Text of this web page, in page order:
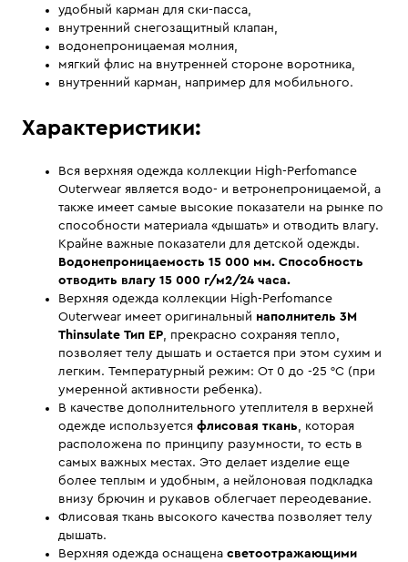
удобный карман для ски-пасса,
внутренний снегозащитный клапан,
водонепроницаемая молния,
мягкий флис на внутренней стороне воротника,
внутренний карман, например для мобильного.
Характеристики:
Вся верхняя одежда коллекции High-Perfomance
Outerwear является водо- и ветронепроницаемой, а
также имеет самые высокие показатели на рынке по
способности материала «дышать» и отводить влагу.
Крайне важные показатели для детской одежды.
Водонепроницаемость 15 000 мм. Способность
отводить влагу 15 000 г/м2/24 часа.
Верхняя одежда коллекции High-Perfomance
Outerwear имеет оригинальный наполнитель 3M
Thinsulate Тип EP, прекрасно сохраняя тепло,
позволяет телу дышать и остается при этом сухим и
легким. Температурный режим: От 0 до -25 °C (при
умеренной активности ребенка).
В качестве дополнительного утеплителя в верхней
одежде используется флисовая ткань, которая
расположена по принципу разумности, то есть в
самых важных местах. Это делает изделие еще
более теплым и удобным, а нейлоновая подкладка
внизу брючин и рукавов облегчает переодевание.
Флисовая ткань высокого качества позволяет телу
дышать.
Верхняя одежда оснащена светоотражающими